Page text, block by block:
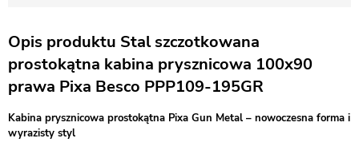
Opis produktu Stal szczotkowana
prostokątna kabina prysznicowa 100x90
prawa Pixa Besco PPP109-195GR
Kabina prysznicowa prostokątna Pixa Gun Metal – nowoczesna forma i
wyrazisty styl